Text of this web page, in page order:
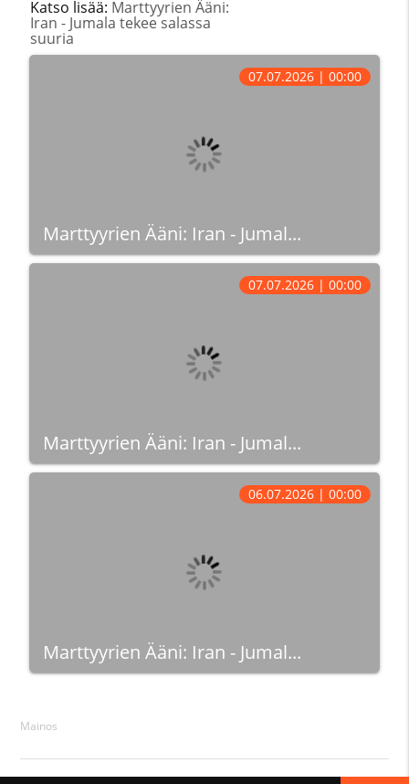
Katso lisää: Marttyyrien Ääni:
Iran - Jumala tekee salassa
suuria
Marttyyrien Ääni: Iran - Jumal...
07.07.2026 | 00:00
Marttyyrien Ääni: Iran - Jumal...
07.07.2026 | 00:00
Marttyyrien Ääni: Iran - Jumal...
06.07.2026 | 00:00
Mainos